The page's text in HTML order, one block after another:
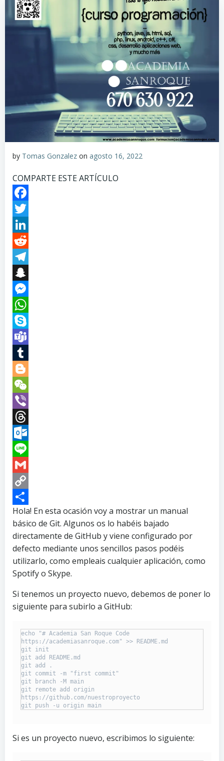
by Tomas Gonzalez on agosto 16, 2022
COMPARTE ESTE ARTÍCULO
Facebook
Twitter
LinkedIn
Reddit
Telegram
Snapchat
Messenger
WhatsApp
Skype
Teams
Tumblr
Blogger
WeChat
Viber
Threads
Outlook.com
Line
Gmail
Copy
Link
Compartir
Hola! En esta ocasión voy a mostrar un manual
básico de Git. Algunos os lo habéis bajado
directamente de GitHub y viene configurado por
defecto mediante unos sencillos pasos podéis
utilizarlo, como empleais cualquier aplicación, como
Spotify o Skype.
Si tenemos un proyecto nuevo, debemos de poner lo
siguiente para subirlo a GitHub:
echo "# Academia San Roque Code
https://academiasanroque.com" >> README.md
git init
git add README.md
git add .
git commit -m "first commit"
git branch -M main
git remote add origin
https://github.com/nuestroproyecto
git push -u origin main
Si es un proyecto nuevo, escribimos lo siguiente: